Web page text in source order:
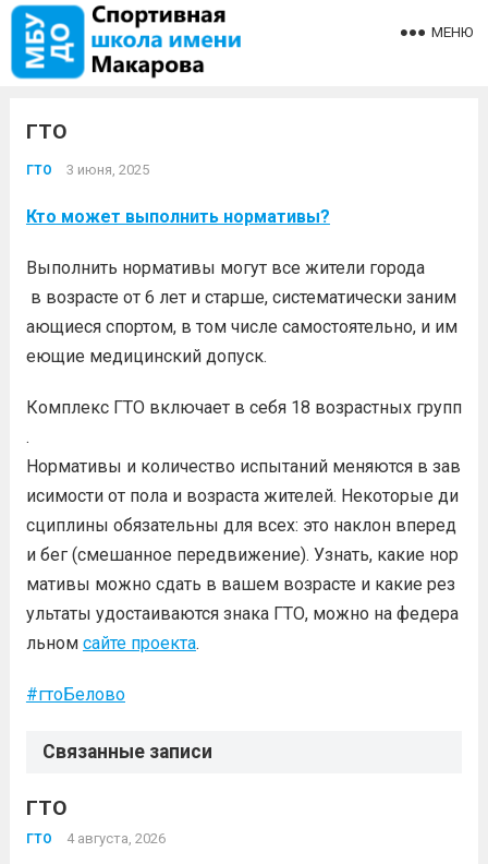
МЕНЮ
ГТО
ГТО 3 июня, 2025
Кто может выполнить нормативы?
Выполнить нормативы могут все жители города
в возрасте от 6 лет и старше, систематически заним
ающиеся спортом, в том числе самостоятельно, и им
еющие медицинский допуск.
Комплекс ГТО включает в себя 18 возрастных групп
.
Нормативы и количество испытаний меняются в зав
исимости от пола и возраста жителей. Некоторые ди
сциплины обязательны для всех: это наклон вперед
и бег (смешанное передвижение). Узнать, какие нор
мативы можно сдать в вашем возрасте и какие рез
ультаты удостаиваются знака ГТО, можно на федера
льном сайте проекта.
#гтоБелово
Связанные записи
ГТО
ГТО 4 августа, 2026